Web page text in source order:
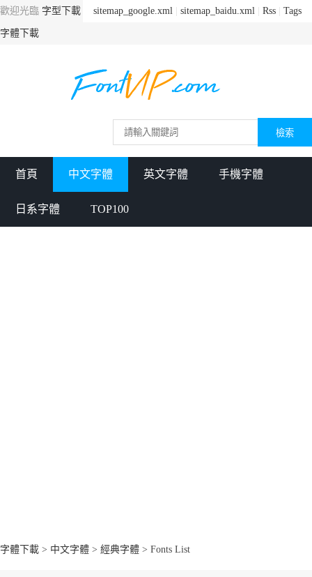
sitemap_google.xml sitemap_baidu.xml Rss Tags
歡迎光臨 字型下載
字體下載
首頁 中文字體 英文字體 手機字體
日系字體 TOP100
字體下載 > 中文字體 > 經典字體 > Fonts List